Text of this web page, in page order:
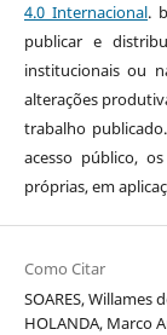
4.0 Internacional.
publicar e
institucionais ou
alterações
trabalho
acesso público,
próprias, em
Como Citar
SOARES, Willames
HOLANDA, Marco